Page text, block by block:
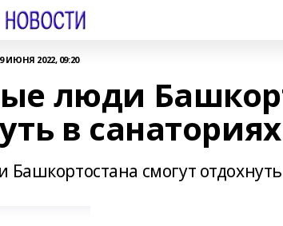
ИЮНЯ 2022, 09:20
люди
в
смогут